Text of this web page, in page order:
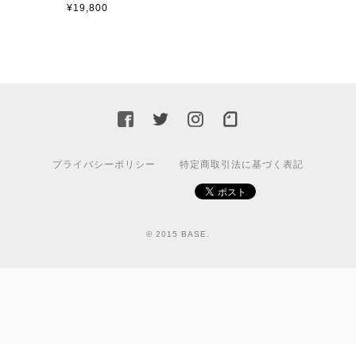
¥19,800
プライバシーポリシー 特定商取引法に基づく表記
© 2015 BASE.